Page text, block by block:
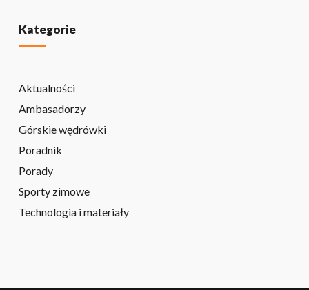
Kategorie
Aktualności
Ambasadorzy
Górskie wędrówki
Poradnik
Porady
Sporty zimowe
Technologia i materiały